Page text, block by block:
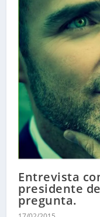
Entrevista
presidente
pregunta.